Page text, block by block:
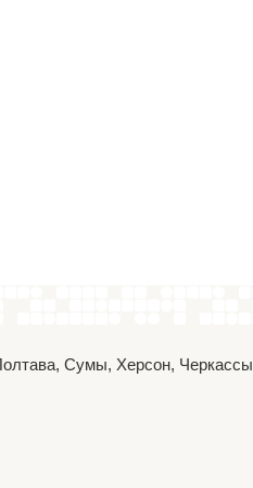
Сумы, Херсон, Черкассы